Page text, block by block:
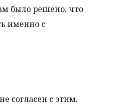
было решено, что
именно с
согласен с этим.